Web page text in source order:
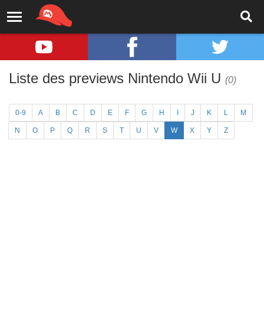
Liste des previews Nintendo Wii U (0)
0-9 A B C D E F G H J K L M
N O P Q R S T U V W X Y Z